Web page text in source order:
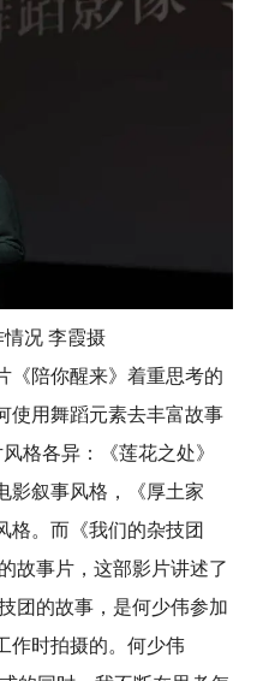
况 李霞摄
陪你醒来》着重思考的
使用舞蹈元素去丰富故事
格各异：《莲花之处》
影叙事风格，《厚土家
格。而《我们的杂技团
故事片，这部影片讲述了
团的故事，是何少伟参加
作时拍摄的。何少伟